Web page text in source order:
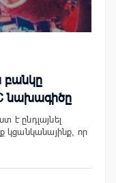
բանկը
նախագիծը
է ընդլայնել
կցանկանայինք, որ